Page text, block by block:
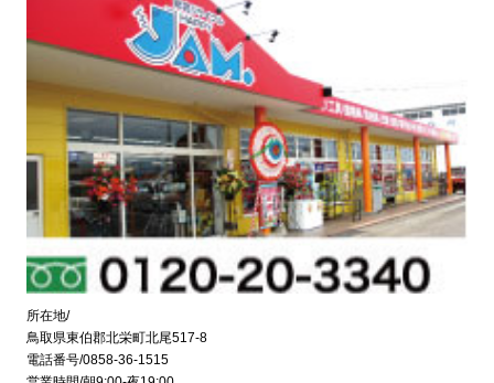
所在地/
鳥取県東伯郡北栄町北尾517-8
電話番号/0858-36-1515